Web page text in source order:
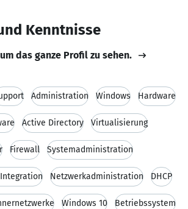
Kenntnisse
das ganze Profil zu sehen.
Administration Windows Hardware
Active Directory Virtualisierung
Firewall Systemadministration
Netzwerkadministration DHCP
Windows 10 Betriebssystem